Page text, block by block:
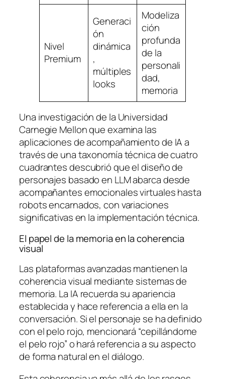
Nivel
Premium
Generaci
ón
dinámica
,
múltiples
looks
Modeliza
ción
profunda
de la
personali
dad,
memoria
Una investigación de la Universidad
Carnegie Mellon que examina las
aplicaciones de acompañamiento de IA a
través de una taxonomía técnica de cuatro
cuadrantes descubrió que el diseño de
personajes basado en LLM abarca desde
acompañantes emocionales virtuales hasta
robots encarnados, con variaciones
significativas en la implementación técnica.
El papel de la memoria en la coherencia
visual
Las plataformas avanzadas mantienen la
coherencia visual mediante sistemas de
memoria. La IA recuerda su apariencia
establecida y hace referencia a ella en la
conversación. Si el personaje se ha definido
con el pelo rojo, mencionará “cepillándome
el pelo rojo” o hará referencia a su aspecto
de forma natural en el diálogo.